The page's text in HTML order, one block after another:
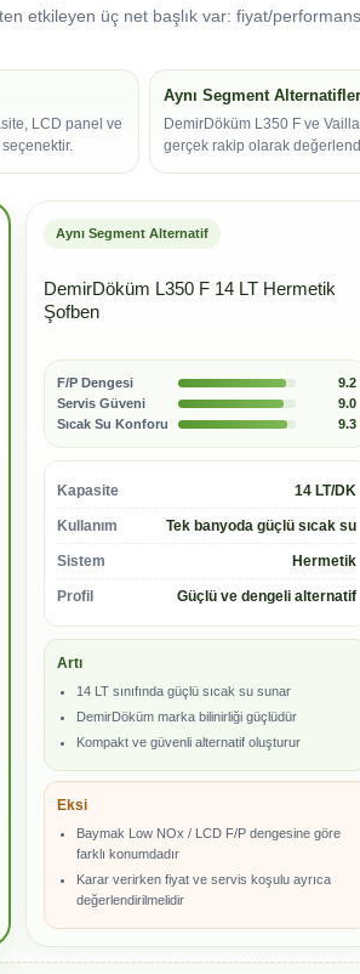
etkileyen üç net başlık var: fiyat/
LCD panel ve
seçenektir.
Aynı Segment Alternatifler
DemirDöküm L350 F ve
gerçek rakip olarak
Aynı Segment Alternatif
DemirDöküm L350 F 14 LT Hermetik
Şofben
F/P Dengesi
9.2
Servis Güveni
9.0
Sıcak Su Konforu
9.3
Kapasite 14 LT/DK
Kullanım Tek banyoda güçlü sıcak su
Sistem Hermetik
Profil Güçlü ve dengeli alternatif
Artı
14 LT sınıfında güçlü sıcak su sunar
DemirDöküm marka bilinirliği güçlüdür
Kompakt ve güvenli alternatif oluşturur
Eksi
Baymak Low NOx / LCD F/P dengesine göre
farklı konumdadır
Karar verirken fiyat ve servis koşulu ayrıca
değerlendirilmelidir